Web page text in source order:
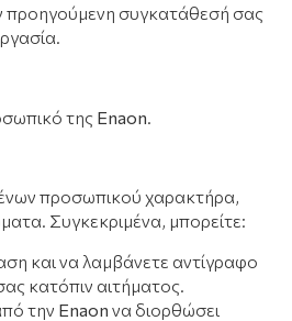
προηγούμενη συγκατάθεσή σας
της Enaon
προσωπικού χαρακτήρα,
Συγκεκριμένα, μπορείτε:
και να λαμβάνετε αντίγραφο
κατόπιν αιτήματος.
την Enaon να διορθώσει